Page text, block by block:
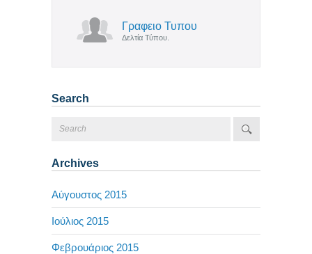
Γραφειο Τυπου
Δελτία Τύπου.
Search
Archives
Αύγουστος 2015
Ιούλιος 2015
Φεβρουάριος 2015